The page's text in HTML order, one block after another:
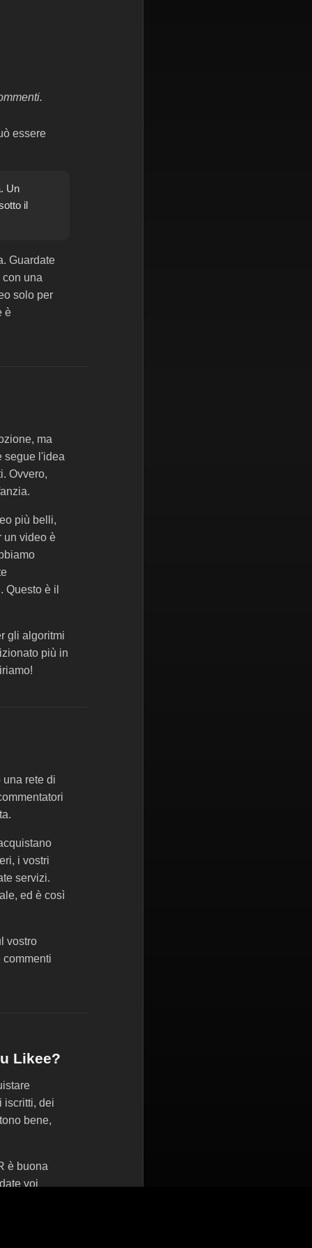
essere
Un
il
Guardate
una
solo per
è
ma
segue l'idea
Ovvero,
più belli,
un video è
Questo è il
gli algoritmi
più in
rete di
i vostri
servizi.
ed è così
vostro
commenti
Likee?
iscritti, dei
bene,
è buona
voi